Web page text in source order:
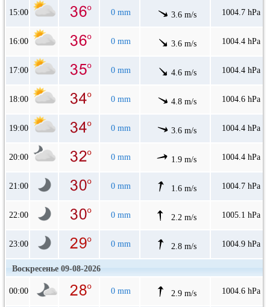
15:00 0 mm 3.6 m/s 1004.7 hPa
16:00 0 mm 3.6 m/s 1004.4 hPa
17:00 0 mm 4.6 m/s 1004.4 hPa
18:00 0 mm 4.8 m/s 1004.6 hPa
19:00 0 mm 3.6 m/s 1004.4 hPa
20:00 0 mm 1.9 m/s 1004.4 hPa
21:00 0 mm 1.6 m/s 1004.7 hPa
22:00 0 mm 2.2 m/s 1005.1 hPa
23:00 0 mm 2.8 m/s 1004.9 hPa
Воскресенье 09-08-2026
00:00 0 mm 2.9 m/s 1004.6 hPa